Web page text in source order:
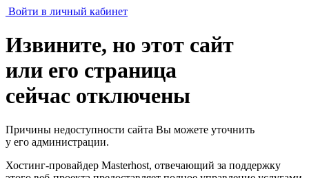
Войти в личный кабинет
Извините, но этот сайт
или его страница
сейчас отключены
Причины недоступности сайта Вы можете уточнить
у его администрации.
Хостинг-провайдер Masterhost, отвечающий за поддержку